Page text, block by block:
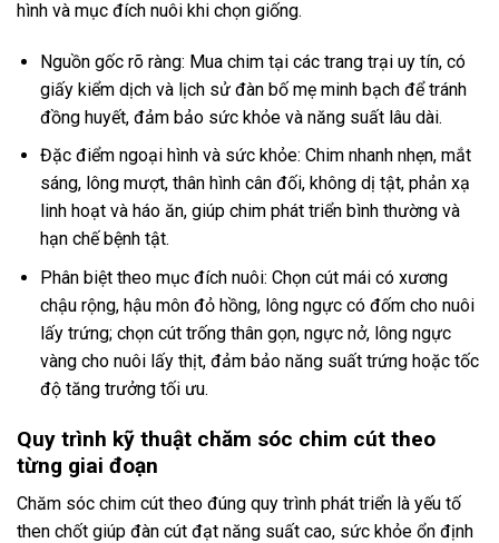
hình và mục đích nuôi khi chọn giống.
Nguồn gốc rõ ràng: Mua chim tại các trang trại uy tín, có
giấy kiểm dịch và lịch sử đàn bố mẹ minh bạch để tránh
đồng huyết, đảm bảo sức khỏe và năng suất lâu dài.
Đặc điểm ngoại hình và sức khỏe: Chim nhanh nhẹn, mắt
sáng, lông mượt, thân hình cân đối, không dị tật, phản xạ
linh hoạt và háo ăn, giúp chim phát triển bình thường và
hạn chế bệnh tật.
Phân biệt theo mục đích nuôi: Chọn cút mái có xương
chậu rộng, hậu môn đỏ hồng, lông ngực có đốm cho nuôi
lấy trứng; chọn cút trống thân gọn, ngực nở, lông ngực
vàng cho nuôi lấy thịt, đảm bảo năng suất trứng hoặc tốc
độ tăng trưởng tối ưu.
Quy trình kỹ thuật chăm sóc chim cút theo
từng giai đoạn
Chăm sóc chim cút theo đúng quy trình phát triển là yếu tố
then chốt giúp đàn cút đạt năng suất cao, sức khỏe ổn định